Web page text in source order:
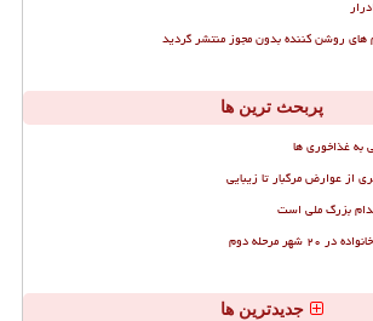
روشن کننده بدون مجوز منتشر گردید
پربحث ترین ها
به غذاخوری ها
از عوارض مرگبار تا زیبایی
بزرگ ملی است
مرحله دوم
جدیدترین ها